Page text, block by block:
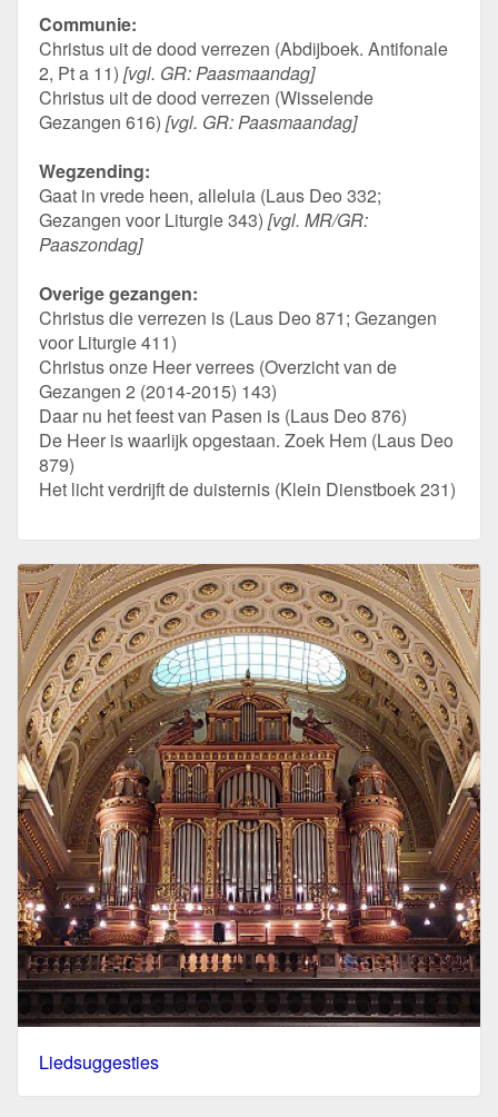
Communie:
Christus uit de dood verrezen (Abdijboek. Antifonale
2, Pt a 11) [vgl. GR: Paasmaandag]
Christus uit de dood verrezen (Wisselende
Gezangen 616) [vgl. GR: Paasmaandag]
Wegzending:
Gaat in vrede heen, alleluia (Laus Deo 332;
Gezangen voor Liturgie 343) [vgl. MR/GR:
Paaszondag]
Overige gezangen:
Christus die verrezen is (Laus Deo 871; Gezangen
voor Liturgie 411)
Christus onze Heer verrees (Overzicht van de
Gezangen 2 (2014-2015) 143)
Daar nu het feest van Pasen is (Laus Deo 876)
De Heer is waarlijk opgestaan. Zoek Hem (Laus Deo
879)
Het licht verdrijft de duisternis (Klein Dienstboek 231)
Liedsuggesties